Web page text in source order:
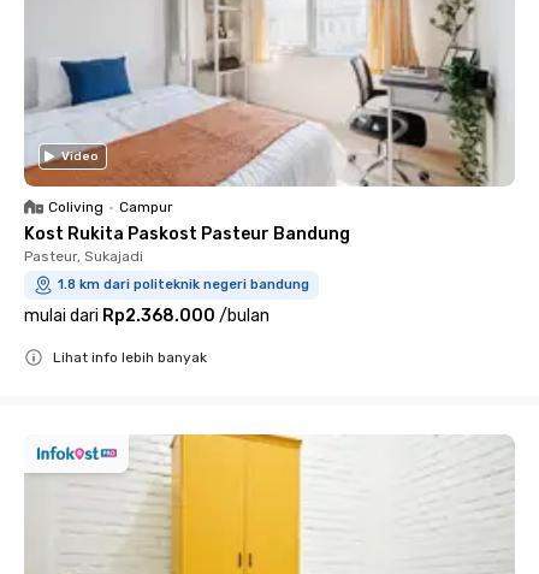
Video
Coliving • Campur
Kost Rukita Paskost Pasteur Bandung
Pasteur, Sukajadi
1.8 km dari politeknik negeri bandung
mulai dari Rp2.368.000 /bulan
Lihat info lebih banyak